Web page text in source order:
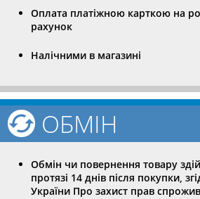
Оплата платіжною карткою на
рахунок
Налічними в магазині
ОБМІН
Обмін чи повернення товару
протязі 14 днів після покупки,
України Про захист прав